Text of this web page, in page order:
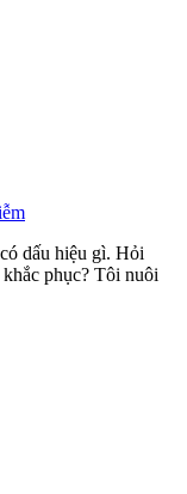
dấu hiệu gì. Hỏi
phục? Tôi nuôi